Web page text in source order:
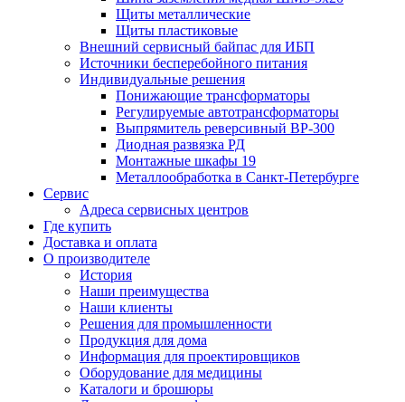
Щиты металлические
Щиты пластиковые
Внешний сервисный байпас для ИБП
Источники бесперебойного питания
Индивидуальные решения
Понижающие трансформаторы
Регулируемые автотрансформаторы
Выпрямитель реверсивный ВР-300
Диодная развязка РД
Монтажные шкафы 19
Металлообработка в Санкт-Петербурге
Сервис
Адреса сервисных центров
Где купить
Доставка и оплата
О производителе
История
Наши преимущества
Наши клиенты
Решения для промышленности
Продукция для дома
Информация для проектировщиков
Оборудование для медицины
Каталоги и брошюры